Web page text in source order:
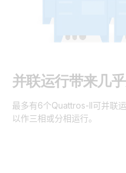
并联运行带来几
最多有6个Quattros-II可并联
以作三相或分相运行。